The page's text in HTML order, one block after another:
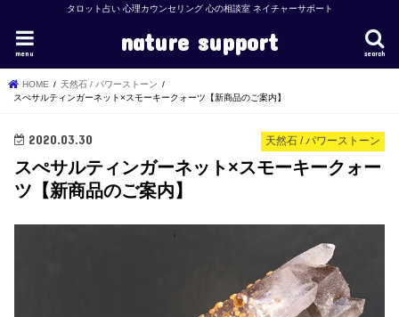
タロット占い 心理カウンセリング 心の相談室 ネイチャーサポート
nature support search
menu
HOME
天然石 / パワーストーン
スぺサルティンガーネット×スモーキークォーツ【新商品のご案内】
天然石 / パワーストーン
2020.03.30
スぺサルティンガーネット×スモーキークォー
ツ【新商品のご案内】